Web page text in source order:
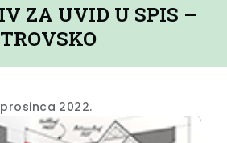
ZA UVID U SPIS –
2022.